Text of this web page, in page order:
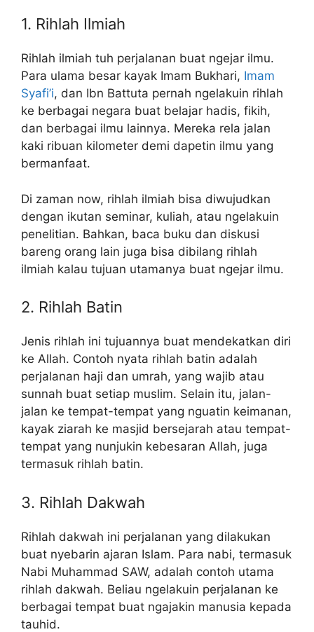
1. Rihlah Ilmiah
Rihlah ilmiah tuh perjalanan buat ngejar ilmu.
Para ulama besar kayak Imam Bukhari, Imam
Syafi’i, dan Ibn Battuta pernah ngelakuin rihlah
ke berbagai negara buat belajar hadis, fikih,
dan berbagai ilmu lainnya. Mereka rela jalan
kaki ribuan kilometer demi dapetin ilmu yang
bermanfaat.
Di zaman now, rihlah ilmiah bisa diwujudkan
dengan ikutan seminar, kuliah, atau ngelakuin
penelitian. Bahkan, baca buku dan diskusi
bareng orang lain juga bisa dibilang rihlah
ilmiah kalau tujuan utamanya buat ngejar ilmu.
2. Rihlah Batin
Jenis rihlah ini tujuannya buat mendekatkan diri
ke Allah. Contoh nyata rihlah batin adalah
perjalanan haji dan umrah, yang wajib atau
sunnah buat setiap muslim. Selain itu, jalan-
jalan ke tempat-tempat yang nguatin keimanan,
kayak ziarah ke masjid bersejarah atau tempat-
tempat yang nunjukin kebesaran Allah, juga
termasuk rihlah batin.
3. Rihlah Dakwah
Rihlah dakwah ini perjalanan yang dilakukan
buat nyebarin ajaran Islam. Para nabi, termasuk
Nabi Muhammad SAW, adalah contoh utama
rihlah dakwah. Beliau ngelakuin perjalanan ke
berbagai tempat buat ngajakin manusia kepada
tauhid.